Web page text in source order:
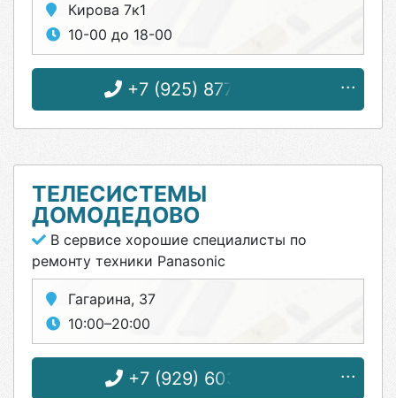
Кирова 7к1
10-00 до 18-00
+7 (925) 877-75-50
ТЕЛЕСИСТЕМЫ
ДОМОДЕДОВО
В сервисе хорошие специалисты по
ремонту техники Panasonic
Гагарина, 37
10:00–20:00
+7 (929) 603-67-17